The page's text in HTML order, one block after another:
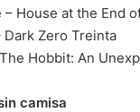
House at the End
Dark Zero Treinta
Hobbit: An
camisa